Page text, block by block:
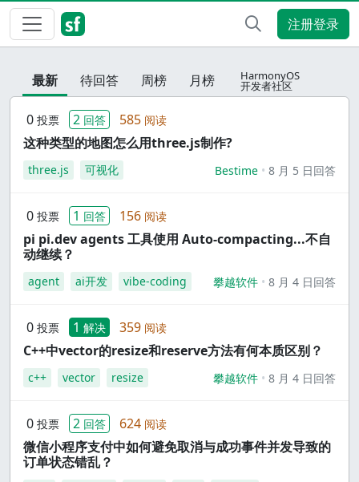
注册登录
最新 待回答 周榜 月榜 HarmonyOS
开发者社区
0 投票 2 回答 585 阅读
这种类型的地图怎么用three.js制作?
three.js 可视化 Bestime 8 月 5 日回答
0 投票 1 回答 156 阅读
pi pi.dev agents 工具使用 Auto-compacting...不自
动继续？
agent ai开发 vibe-coding 攀越软件 8 月 4 日回答
0 投票 1 解决 359 阅读
C++中vector的resize和reserve方法有何本质区别？
c++ vector resize 攀越软件 8 月 4 日回答
0 投票 2 回答 624 阅读
微信小程序支付中如何避免取消与成功事件并发导致的
订单状态错乱？